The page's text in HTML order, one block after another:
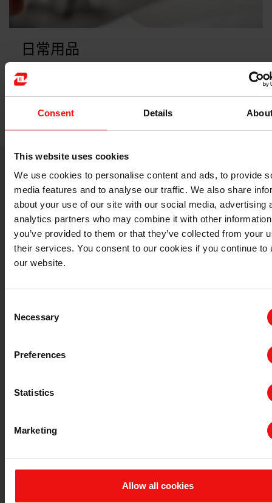
Consent Details
This website uses cookies
We use cookies to personalise content and ads, to provide
media features and to analyse our traffic. We also share
about your use of our site with our social media, advertising
analytics partners who may combine it with other
you’ve provided to them or that they’ve collected from your
their services. You consent to our cookies if you continue to
our website.
Selection
Necessary
Preferences
Statistics
Marketing
Allow all cookies
日常用品
我们在您的日常生活中环绕着您
关于该主题的更多信息
纸张、标签和薄膜
关于该主题的更多信息